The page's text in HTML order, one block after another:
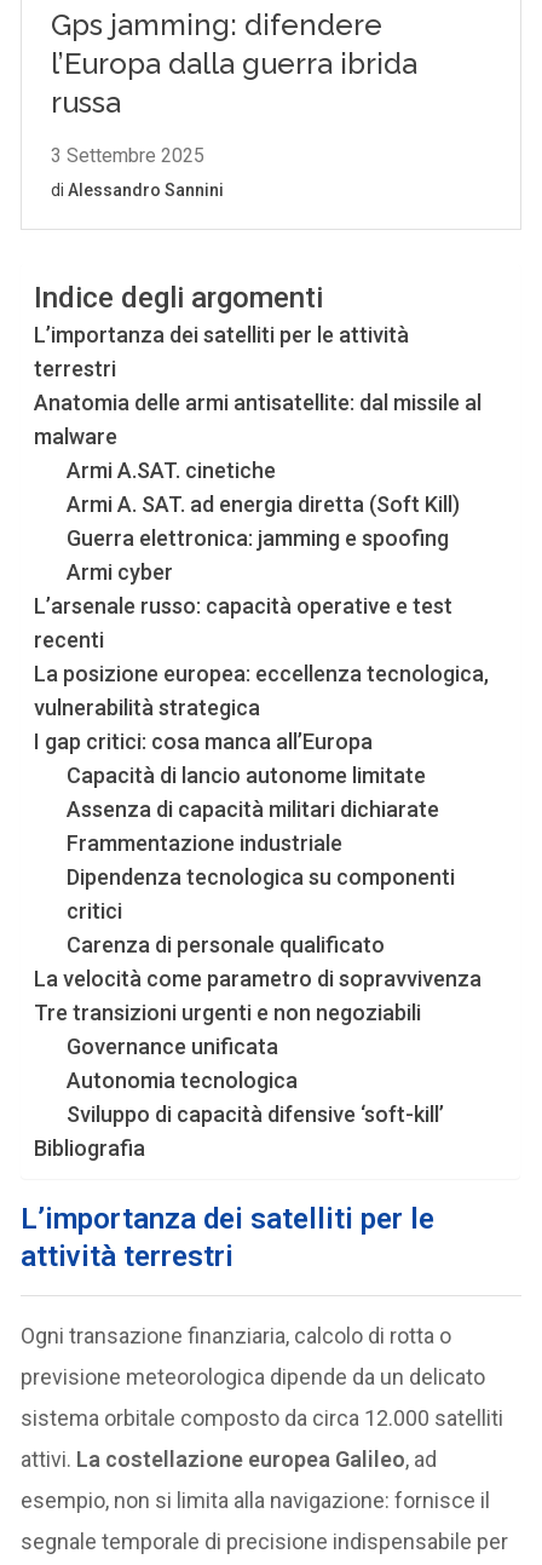
Indice degli argomenti
L’importanza dei satelliti per le attività
terrestri
Anatomia delle armi antisatellite: dal missile al
malware
Armi A.SAT. cinetiche
Armi A. SAT. ad energia diretta (Soft Kill)
Guerra elettronica: jamming e spoofing
Armi cyber
L’arsenale russo: capacità operative e test
recenti
La posizione europea: eccellenza tecnologica,
vulnerabilità strategica
I gap critici: cosa manca all’Europa
Capacità di lancio autonome limitate
Assenza di capacità militari dichiarate
Frammentazione industriale
Dipendenza tecnologica su componenti
critici
Carenza di personale qualificato
La velocità come parametro di sopravvivenza
Tre transizioni urgenti e non negoziabili
Governance unificata
Autonomia tecnologica
Sviluppo di capacità difensive ‘soft-kill’
Bibliografia
L’importanza dei satelliti per le
attività terrestri
Ogni transazione finanziaria, calcolo di rotta o
previsione meteorologica dipende da un delicato
sistema orbitale composto da circa 12.000 satelliti
attivi. La costellazione europea Galileo, ad
esempio, non si limita alla navigazione: fornisce il
segnale temporale di precisione indispensabile per